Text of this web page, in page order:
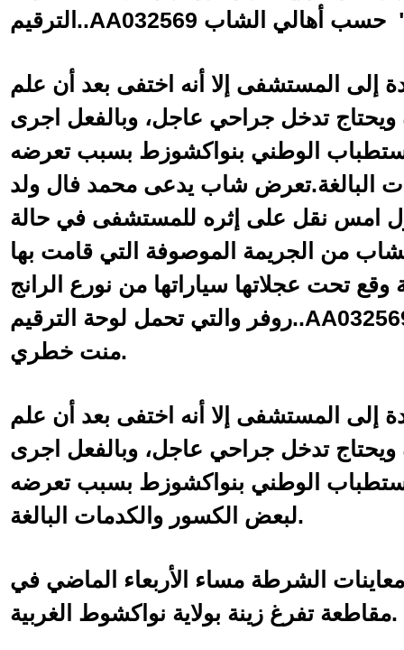
إلى المستشفى إلا أنه اختفى بعد أن علم
تدخل جراحي عاجل، وبالفعل اجرى
الوطني بنواكشوزط بسبب تعرضه
البالغة.تعرض شاب يدعى محمد فال ولد
امس نقل على إثره للمستشفى في حالة
من الجريمة الموصوفة التي قامت بها
تحت عجلاتها سياراتها من نورع الرانج
روفر والتي تحمل لوحة الترقيم..AA032569 وتدعى السيدة فاطمة
منت خطري.
إلى المستشفى إلا أنه اختفى بعد أن علم
تدخل جراحي عاجل، وبالفعل اجرى
الوطني بنواكشوزط بسبب تعرضه
لبعض الكسور والكدمات البالغة.
الشرطة مساء الأربعاء الماضي في
مقاطعة تفرغ زينة بولاية نواكشوط الغربية.